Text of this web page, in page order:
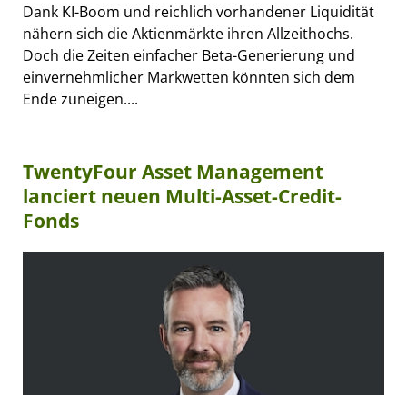
Dank KI-Boom und reichlich vorhandener Liquidität
nähern sich die Aktienmärkte ihren Allzeithochs.
Doch die Zeiten einfacher Beta-Generierung und
einvernehmlicher Markwetten könnten sich dem
Ende zuneigen....
TwentyFour Asset Management
lanciert neuen Multi-Asset-Credit-
Fonds